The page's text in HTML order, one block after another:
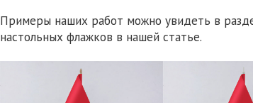
Примеры наших работ можно увидеть в
настольных флажков в нашей статье.